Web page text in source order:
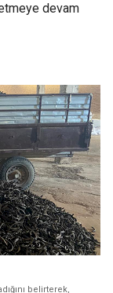
devam
belirterek,